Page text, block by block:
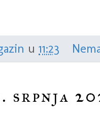
u 11:23
srpnja